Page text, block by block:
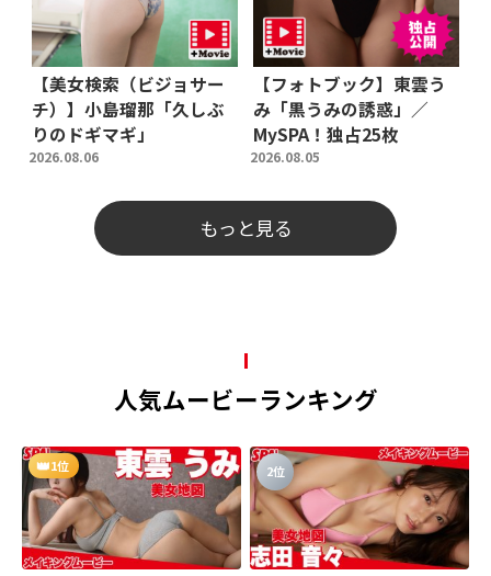
【美女検索（ビジョサー
チ）】小島瑠那「久しぶ
りのドギマギ」
2026.08.06
【フォトブック】東雲う
み「黒うみの誘惑」／
MySPA！独占25枚
2026.08.05
もっと見る
人気ムービーランキング
1位 2位